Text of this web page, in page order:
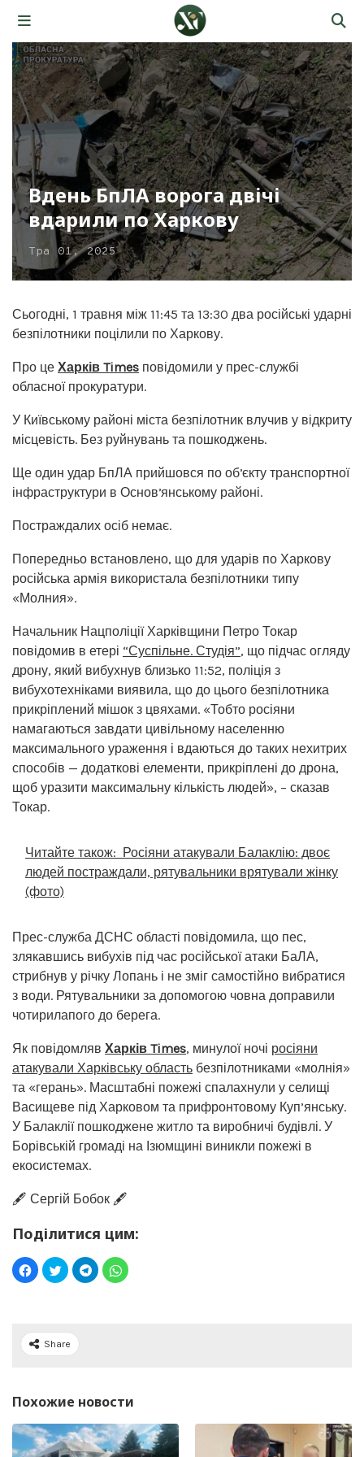
Вдень БпЛА ворога двічі
вдарили по Харкову
Тра 01, 2025
Сьогодні, 1 травня між 11:45 та 13:30 два російські ударні
безпілотники поцілили по Харкову.
Про це Харків Times повідомили у прес-службі
обласної прокуратури.
У Київському районі міста безпілотник влучив у відкриту
місцевість. Без руйнувань та пошкоджень.
Ще один удар БпЛА прийшовся по обʼєкту транспортної
інфраструктури в Основʼянському районі.
Постраждалих осіб немає.
Попередньо встановлено, що для ударів по Харкову
російська армія використала безпілотники типу
«Молния».
Начальник Нацполіції Харківщини Петро Токар
повідомив в етері “Суспільне. Студія”, що підчас огляду
дрону, який вибухнув близько 11:52, поліція з
вибухотехніками виявила, що до цього безпілотника
прикріплений мішок з цвяхами. «Тобто росіяни
намагаються завдати цивільному населенню
максимального ураження і вдаються до таких нехитрих
способів — додаткові елементи, прикріплені до дрона,
щоб уразити максимальну кількість людей», – сказав
Токар.
Читайте також: Росіяни атакували Балаклію: двоє
людей постраждали, рятувальники врятували жінку
(фото)
Прес-служба ДСНС області повідомила, що пес,
злякавшись вибухів під час російської атаки БаЛА,
стрибнув у річку Лопань і не зміг самостійно вибратися
з води. Рятувальники за допомогою човна доправили
чотирилапого до берега.
Як повідомляв Харків Times, минулої ночі росіяни
атакували Харківську область безпілотниками «молнія»
та «герань». Масштабні пожежі спалахнули у селищі
Васищеве під Харковом та прифронтовому Куп’янську.
У Балаклії пошкоджене житло та виробничі будівлі. У
Борівській громаді на Ізюмщині виникли пожежі в
екосистемах.
🖋️ Сергій Бобок 🖋️
Поділитися цим:
Share
Похожие новости